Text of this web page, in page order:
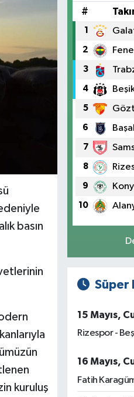
basın
kuruluş
#
1
2
3
4
5
6
7
8
9
10
Süper
15 Mayıs,
Rizespor -
16 Mayıs,
Fatih